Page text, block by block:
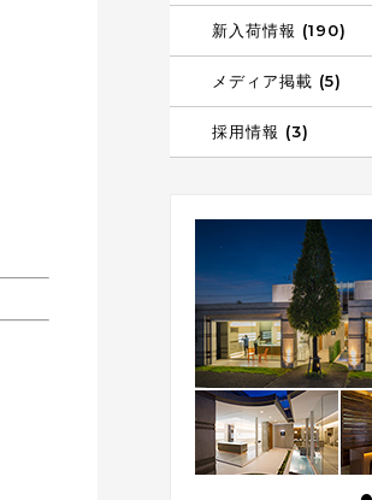
新入荷情報 (190)
メディア掲載 (5)
採用情報 (3)